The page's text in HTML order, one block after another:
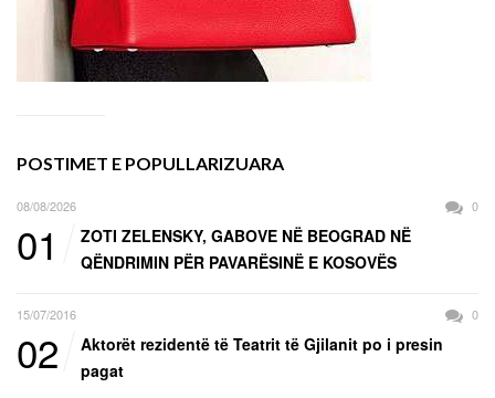
POSTIMET E POPULLARIZUARA
08/08/2026 0
01
ZOTI ZELENSKY, GABOVE NË BEOGRAD NË
QËNDRIMIN PËR PAVARËSINË E KOSOVËS
15/07/2016 0
02
Aktorët rezidentë të Teatrit të Gjilanit po i presin
pagat